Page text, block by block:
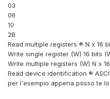
03
06
10
2B
Read multiple registers ® N x 16
Write single register (W) 16 bits
Write multiple registers (W) N x
Read device identification ®
per l'esempio appena posso te lo